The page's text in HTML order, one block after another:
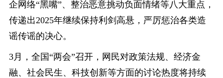
企网络“黑嘴”、整治恶意挑动负面情绪等八大重点，
传递出2025年继续保持利剑高悬，严厉惩治各类造
谣传谣的决心。
3月，全国“两会”召开，网民对政策法规、经济金
融、社会民生、科技创新等方面的讨论热度将持续